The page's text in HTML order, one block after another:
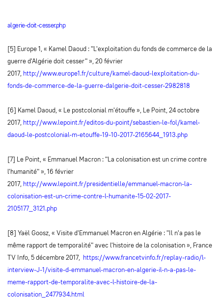
algerie-doit-cesser.php
[5] Europe 1, « Kamel Daoud : "L'exploitation du fonds de commerce de la
guerre d'Algérie doit cesser" », 20 février
2017, http://www.europe1.fr/culture/kamel-daoud-lexploitation-du-
fonds-de-commerce-de-la-guerre-dalgerie-doit-cesser-2982818
[6] Kamel Daoud, « Le postcolonial m'étouffe », Le Point, 24 octobre
2017, http://www.lepoint.fr/editos-du-point/sebastien-le-fol/kamel-
daoud-le-postcolonial-m-etouffe-19-10-2017-2165644_1913.php
[7] Le Point, « Emmanuel Macron : "La colonisation est un crime contre
l'humanité" », 16 février
2017, http://www.lepoint.fr/presidentielle/emmanuel-macron-la-
colonisation-est-un-crime-contre-l-humanite-15-02-2017-
2105177_3121.php
[8] Yaël Goosz, « Visite d'Emmanuel Macron en Algérie : "Il n'a pas le
même rapport de temporalité" avec l'histoire de la colonisation », France
TV Info, 5 décembre 2017, https://www.francetvinfo.fr/replay-radio/l-
interview-J-1/visite-d-emmanuel-macron-en-algerie-il-n-a-pas-le-
meme-rapport-de-temporalite-avec-l-histoire-de-la-
colonisation_2477934.html